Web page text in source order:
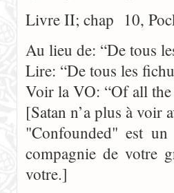
Livre II; chap 10,
Au lieu de: “De tous
Lire: “De tous les
Voir la VO: “Of all the
[Satan n’a plus à voir
"Confounded" est
compagnie de votre
votre.]